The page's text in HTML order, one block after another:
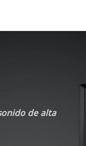
de alta